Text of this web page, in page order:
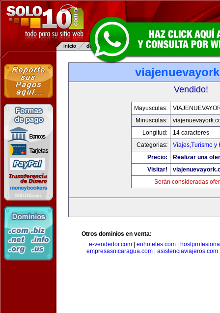
Vendido!
Mayusculas:
Minusculas:
Longitud:
14 caracteres
Categorias:
Viajes,Turismo y
Precio:
Realizar una
Visitar!
Serán consideradas
Otros dominios en venta:
e-vendedor.com| enhoteles.com|
empresasnicaragua.com| asistenciaviajeros.com